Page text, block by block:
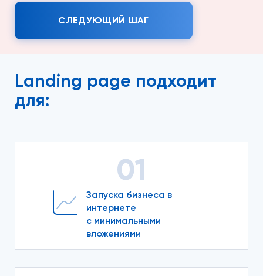
СЛЕДУЮЩИЙ ШАГ
Landing page подходит
для:
Запуска бизнеса в
интернете
с минимальными
вложениями
01